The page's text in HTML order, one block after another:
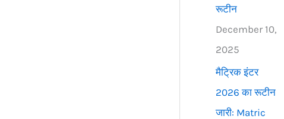
रूटीन
December 10,
2025
मैट्रिक इंटर
2026 का रूटीन
जारी: Matric